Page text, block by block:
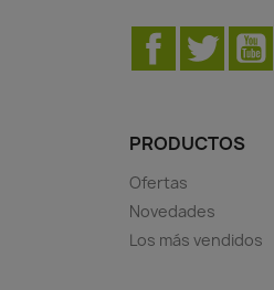
Facebook
Twitter
PRODUCTOS
Ofertas
Novedades
Los más vendidos